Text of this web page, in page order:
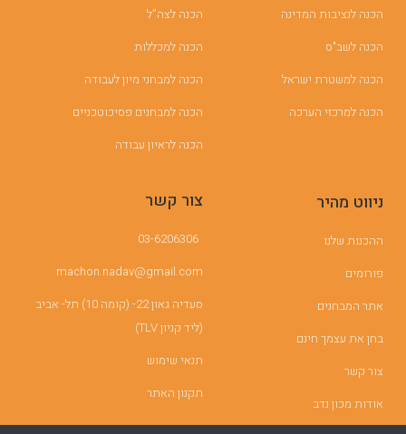
הכנה לנציבות המדינה
הכנה לשב"ס
הכנה למשטרת ישראל
הכנה למרכזי הערכה
הכנה לצה”ל
הכנה למכללות
הכנה למבחני מיון לעבודה
הכנה למבחנים פסיכוטכניים
הכנה לראיון עבודה
ניווט מהיר
ההכנות שלנו
פורומים
אתר המבחנים
בחן את עצמך חינם
צור קשר
אודות מכון נדב
צור קשר
03-6206306
machon.nadav@gmail.com
סעדיה גאון 22- (קומה 10) תל- אביב
(ליד קניון TLV)
תנאי שימוש
תקנון האתר